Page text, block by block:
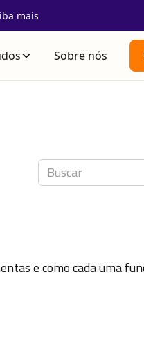
mais
Sobre nós